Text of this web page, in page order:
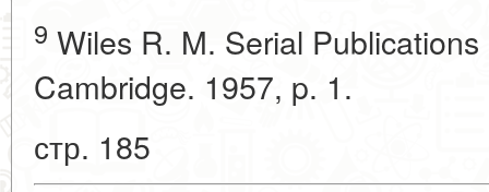
9 Wiles R. M. Serial
Cambridge. 1957, p. 1.
стр. 185